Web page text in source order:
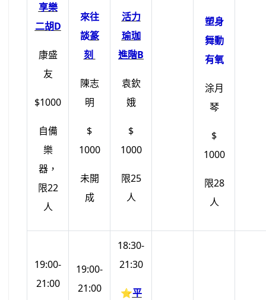
享樂
二胡D
康盛
友
$1000
自備
樂
器，
限22
人
來往
談篆
刻
陳志
明
$
1000
未開
成
活力
瑜珈
進階B
袁欽
娥
$
1000
限25
人
塑身
舞動
有氧
涂月
琴
$
1000
限28
人
19:00-
21:00
19:00-
21:00
18:30-
21:30
⭐平